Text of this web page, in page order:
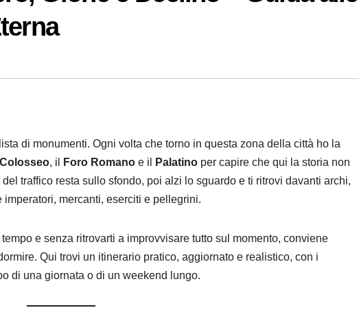
di monumenti. Ogni volta che torno in questa zona della città ho la
Colosseo, il Foro Romano e il Palatino per capire che qui la storia non
traffico resta sullo sfondo, poi alzi lo sguardo e ti ritrovi davanti archi,
mercanti, eserciti e pellegrini.
e senza ritrovarti a improvvisare tutto sul momento, conviene
Qui trovi un itinerario pratico, aggiornato e realistico, con i
di una giornata o di un weekend lungo.